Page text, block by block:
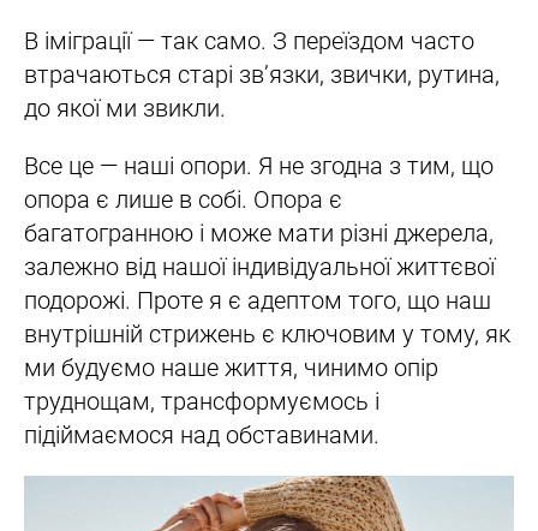
В іміграції — так само. З переїздом часто
втрачаються старі зв’язки, звички, рутина,
до якої ми звикли.
Все це — наші опори. Я не згодна з тим, що
опора є лише в собі. Опора є
багатогранною і може мати різні джерела,
залежно від нашої індивідуальної життєвої
подорожі. Проте я є адептом того, що наш
внутрішній стрижень є ключовим у тому, як
ми будуємо наше життя, чинимо опір
труднощам, трансформуємось і
підіймаємося над обставинами.